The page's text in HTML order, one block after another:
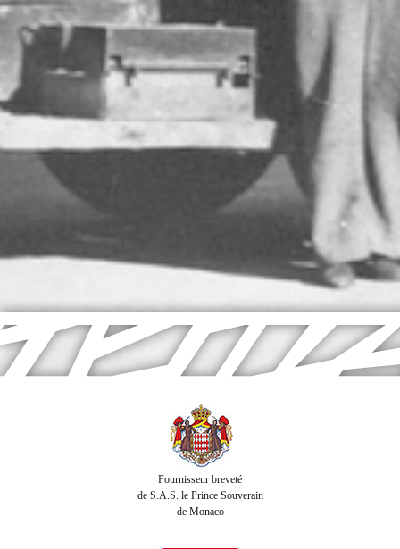
Fournisseur breveté
de S.A.S. le Prince Souverain
de Monaco